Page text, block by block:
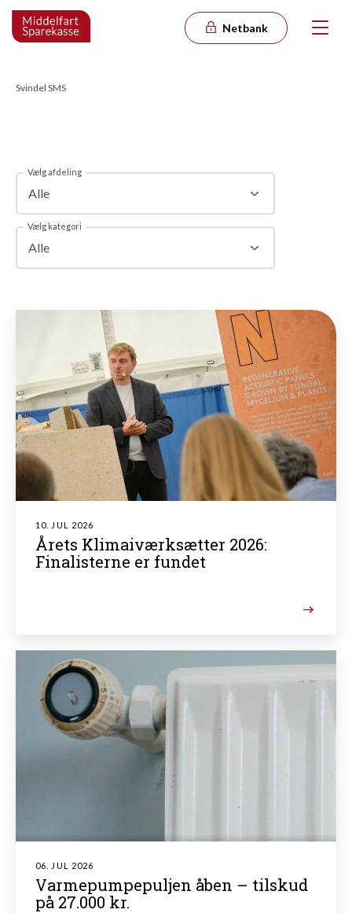
Netbank
Svindel SMS
Vælg afdeling
Alle
Vælg kategori
Alle
10. JUL 2026
Årets Klimaiværksætter 2026:
Finalisterne er fundet
06. JUL 2026
Varmepumpepuljen åben – tilskud
på 27.000 kr.